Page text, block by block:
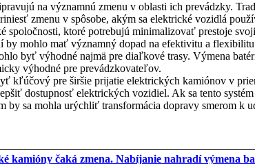
na významnú zmenu v oblasti ich prevádzky.
zmenu v spôsobe, akým sa elektrické vozidlá
spoločnosti, ktoré potrebujú minimalizovať prestoje
by mohlo mať významný dopad na efektivitu a
byť výhodné najmä pre diaľkové trasy. Výmena
výhodné pre prevádzkovateľov.
kľúčový pre širšie prijatie elektrických kamiónov v
dostupnosť elektrických vozidiel. Ak sa tento
by sa mohla urýchliť transformácia dopravy smerom k